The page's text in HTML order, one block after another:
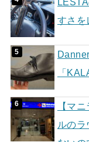
すさを
「
【マ
ルの